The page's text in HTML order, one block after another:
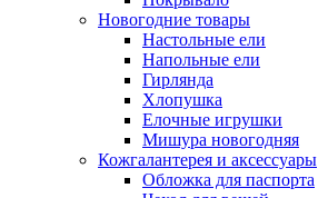
Новогодние товары
Настольные ели
Напольные ели
Гирлянда
Хлопушка
Елочные игрушки
Мишура новогодняя
Кожгалантерея и аксессуары
Обложка для паспорта